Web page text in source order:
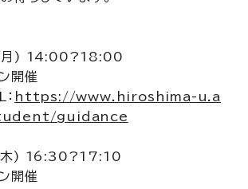
) 14:00?18:00
開催
https://www.hiroshima-u.a
guidance
) 16:30?17:10
開催